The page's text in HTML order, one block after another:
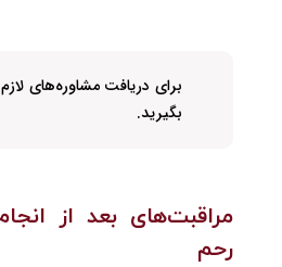
برای دریافت مشاوره‌های
بگیرید.
مراقبت‌های بعد از
رحم